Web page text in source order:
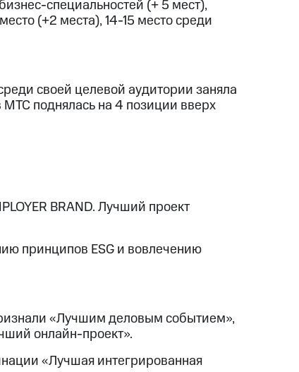
специальностей (+ 5 мест),
(+2 места), 14-15 место среди
своей целевой аудитории заняла
МТС поднялась на 4 позиции вверх
BRAND. Лучший проект
принципов ESG и вовлечению
«Лучшим деловым событием»,
онлайн-проект».
«Лучшая интегрированная